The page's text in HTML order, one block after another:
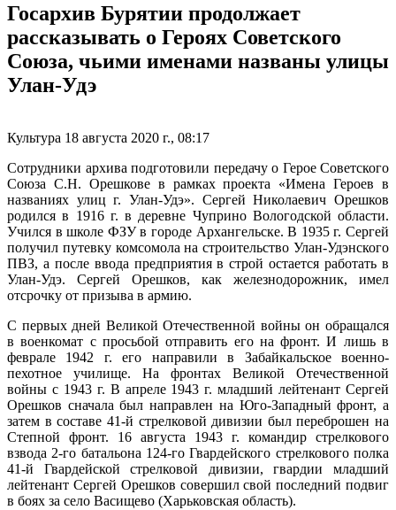
Госархив Бурятии продолжает
рассказывать о Героях Советского
Союза, чьими именами названы улицы
Улан-Удэ
Культура 18 августа 2020 г., 08:17
Сотрудники архива подготовили передачу о Герое Советского
Союза С.Н. Орешкове в рамках проекта «Имена Героев в
названиях улиц г. Улан-Удэ». Сергей Николаевич Орешков
родился в 1916 г. в деревне Чуприно Вологодской области.
Учился в школе ФЗУ в городе Архангельске. В 1935 г. Сергей
получил путевку комсомола на строительство Улан-Удэнского
ПВЗ, а после ввода предприятия в строй остается работать в
Улан-Удэ. Сергей Орешков, как железнодорожник, имел
отсрочку от призыва в армию.
С первых дней Великой Отечественной войны он обращался
в военкомат с просьбой отправить его на фронт. И лишь в
феврале 1942 г. его направили в Забайкальское военно-
пехотное училище. На фронтах Великой Отечественной
войны с 1943 г. В апреле 1943 г. младший лейтенант Сергей
Орешков сначала был направлен на Юго-Западный фронт, а
затем в составе 41-й стрелковой дивизии был переброшен на
Степной фронт. 16 августа 1943 г. командир стрелкового
взвода 2-го батальона 124-го Гвардейского стрелкового полка
41-й Гвардейской стрелковой дивизии, гвардии младший
лейтенант Сергей Орешков совершил свой последний подвиг
в боях за село Васищево (Харьковская область).